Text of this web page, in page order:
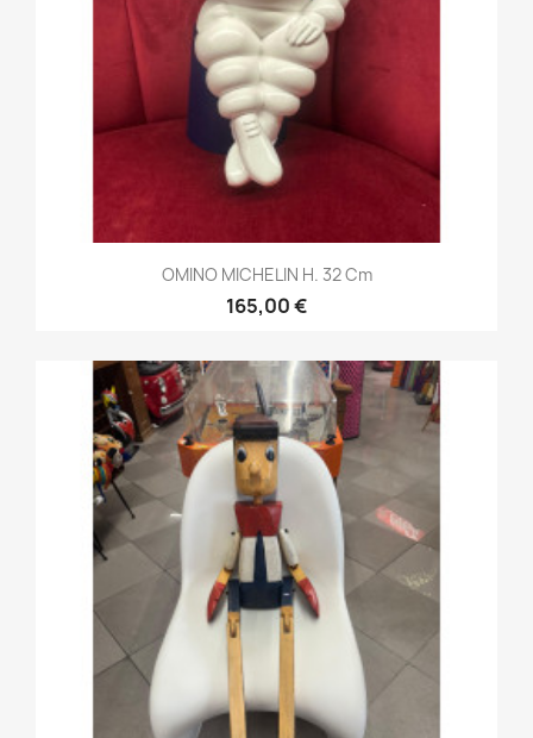
OMINO MICHELIN H. 32 Cm
165,00 €